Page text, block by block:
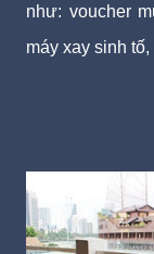
như: voucher
máy xay sinh